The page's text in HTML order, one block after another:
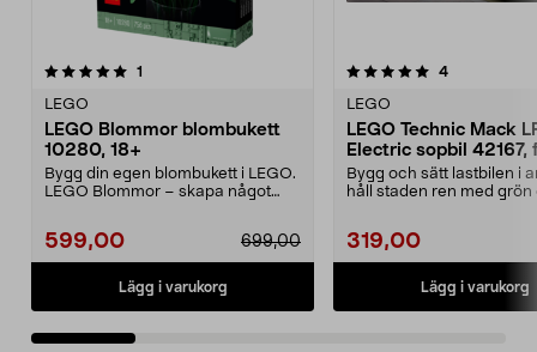
1
LEGO
LEGO Blommor blombukett
10280, 18+
Bygg din egen blombukett i LEGO.
LEGO Blommor – skapa något
599,00 699,00
Lägg i varukorg
5.0 av 5 stjärnor 4recensioner
LEGO
LEGO Technic Mack
Electric sopbil 42167,
år
Bygg och sätt lastbilen i
håll staden ren med grön
319,00
Lägg i varukorg
0.0 av 5 stjärnor